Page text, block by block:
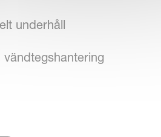
underhåll